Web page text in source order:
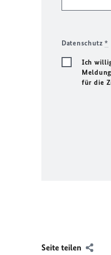
Datenschutz*
Ich
für die
Seite teilen